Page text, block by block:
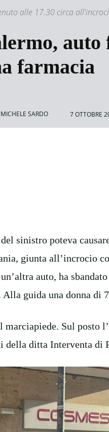
alle 17.30 circa
farmacia
MICHELE SARDO 7 OTTOBRE
sinistro poteva
giunta all’incrocio
auto, ha
guida una donna di
marciapiede. Sul posto
ditta Interventa di